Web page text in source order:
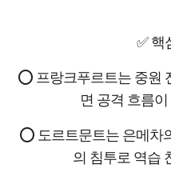
✅ 핵
⭕ 프랑크푸르트는 중원
면 공격 흐름
⭕ 도르트문트는 은메차
의 침투로 역습